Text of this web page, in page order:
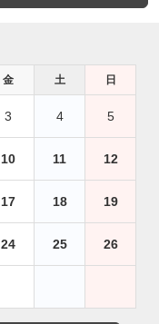
金 土 日
3 4 5
10 11 12
17 18 19
24 25 26